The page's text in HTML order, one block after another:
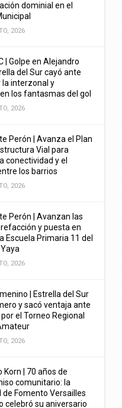
dominial en el
2026
| Golpe en Alejandro
del Sur cayó ante
la interzonal y
los fantasmas del gol
2026
Perón | Avanza el Plan
Vial para
conectividad y el
los barrios
2026
Perón | Avanzan las
y puesta en
Escuela Primaria 11 del
2026
| Estrella del Sur
y sacó ventaja ante
el Torneo Regional
2026
Korn | 70 años de
comunitario: la
de Fomento Versailles
celebró su aniversario